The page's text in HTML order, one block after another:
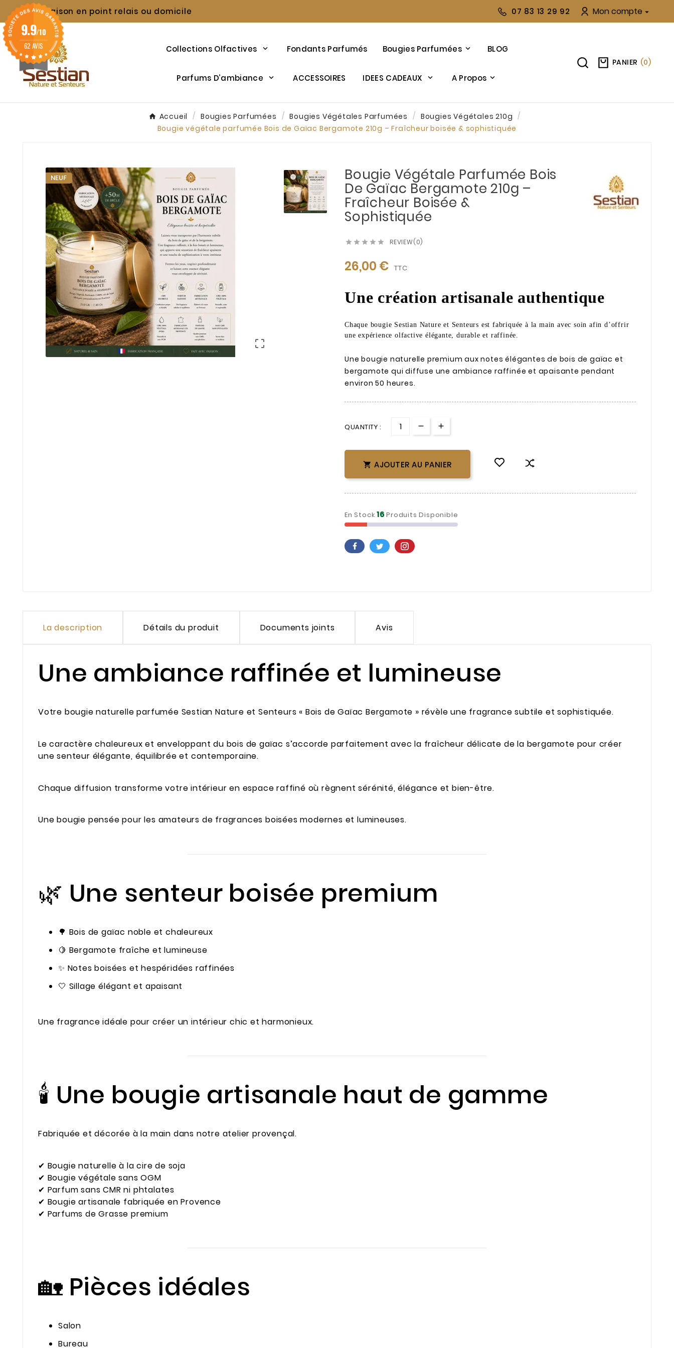
 Livraison en point relais ou domicile 07 83 13 29 92 Mon compte 
Collections Olfactives Fondants Parfumés Bougies Parfumées BLOG
Parfums D’ambiance ACCESSOIRES IDEES CADEAUX A Propos
PANIER (0)
Accueil Bougies Parfumées Bougies Végétales Parfumées
Bougies Végétales 210g
Bougie végétale parfumée Bois de Gaïac Bergamote 210g – Fraîcheur boisée & sophistiquée
NEUF

Bougie Végétale Parfumée Bois
De Gaïac Bergamote 210g –
Fraîcheur Boisée &
Sophistiquée
     REVIEW(0)
26,00 € TTC
Une création artisanale authentique
Chaque bougie Sestian Nature et Senteurs est fabriquée à la main avec soin afin d’offrir
une expérience olfactive élégante, durable et raffinée.
Une bougie naturelle premium aux notes élégantes de bois de gaïac et
bergamote qui diffuse une ambiance raffinée et apaisante pendant
environ 50 heures.
QUANTITY :
 AJOUTER AU PANIER
En Stock16Produits Disponible
La description Détails du produit Documents joints Avis
Une ambiance raffinée et lumineuse
Votre bougie naturelle parfumée Sestian Nature et Senteurs « Bois de Gaïac Bergamote » révèle une fragrance subtile et sophistiquée.
Le caractère chaleureux et enveloppant du bois de gaïac s’accorde parfaitement avec la fraîcheur délicate de la bergamote pour créer
une senteur élégante, équilibrée et contemporaine.
Chaque diffusion transforme votre intérieur en espace raffiné où règnent sérénité, élégance et bien-être.
Une bougie pensée pour les amateurs de fragrances boisées modernes et lumineuses.
🌿 Une senteur boisée premium
🌳 Bois de gaïac noble et chaleureux
🍋 Bergamote fraîche et lumineuse
✨ Notes boisées et hespéridées raffinées
🤍 Sillage élégant et apaisant
Une fragrance idéale pour créer un intérieur chic et harmonieux.
🕯️ Une bougie artisanale haut de gamme
Fabriquée et décorée à la main dans notre atelier provençal.
✔ Bougie naturelle à la cire de soja
✔ Bougie végétale sans OGM
✔ Parfum sans CMR ni phtalates
✔ Bougie artisanale fabriquée en Provence
✔ Parfums de Grasse premium
🏡 Pièces idéales
Salon
Bureau
9.9/10
62 AVIS